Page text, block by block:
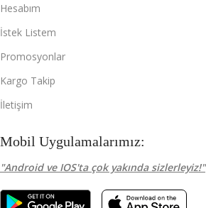
Hesabım
İstek Listem
Promosyonlar
Kargo Takip
İletişim
Mobil Uygulamalarımız:
"Android ve IOS'ta çok yakında sizlerleyiz!"